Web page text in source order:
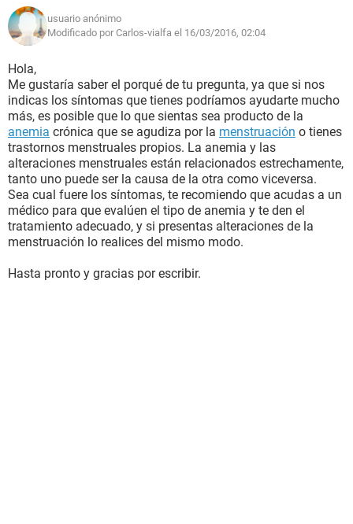
usuario anónimo
Modificado por Carlos-vialfa el 16/03/2016, 02:04
Hola,
Me gustaría saber el porqué de tu pregunta, ya que si nos
indicas los síntomas que tienes podríamos ayudarte mucho
más, es posible que lo que sientas sea producto de la
anemia crónica que se agudiza por la menstruación o tienes
trastornos menstruales propios. La anemia y las
alteraciones menstruales están relacionados estrechamente,
tanto uno puede ser la causa de la otra como viceversa.
Sea cual fuere los síntomas, te recomiendo que acudas a un
médico para que evalúen el tipo de anemia y te den el
tratamiento adecuado, y si presentas alteraciones de la
menstruación lo realices del mismo modo.
Hasta pronto y gracias por escribir.